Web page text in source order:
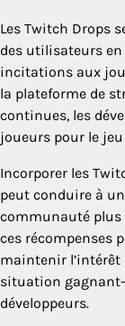
Les Twitch Drops
des utilisateurs
incitations aux
la plateforme de
continues, les
joueurs pour le
Incorporer les
peut conduire à
communauté plus
ces récompenses
maintenir
situation
développeurs.